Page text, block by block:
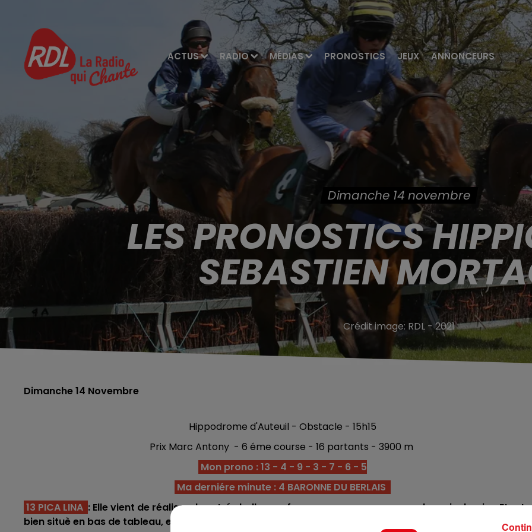
ACTUS RADIO MÉDIAS PRONOSTICS JEUX ANNONCEURS
Dimanche 14 novembre
LES PRONOSTICS
SEBASTIEN
Crédit image: RDL - 2021
Dimanche 14 Novembre
Hippodrome d'Auteuil - Obstacle - 15h15
Prix Marc Antony - 6 éme course - 16 partants - 3900 m
Mon prono : 13 - 4 - 9 - 3 - 7 - 6 - 5
Ma derniére minute : 4 BARONNE DU BERLAIS
13 PICA LINA : Elle vient de réaliser deux trés belles performances sur ce parcours le mois dernier. Etant
bien situè en bas de tableau, elle doit confirmer ses résultats.